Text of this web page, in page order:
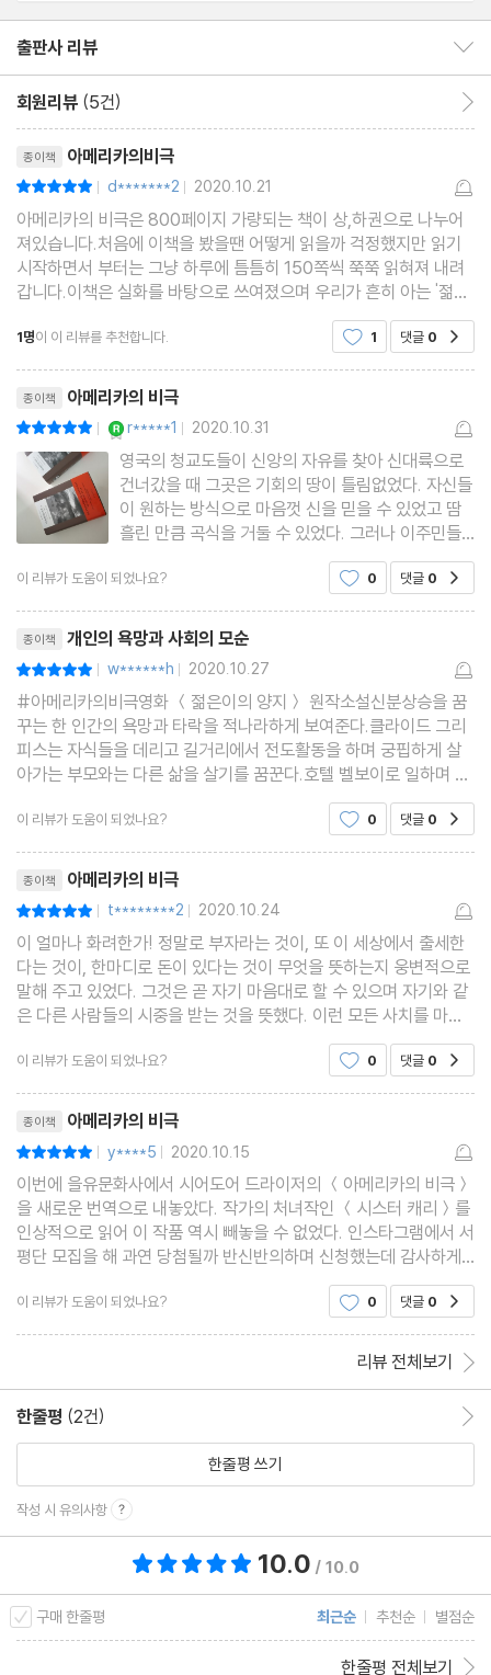
출판사 리뷰
회원리뷰 (5건)
종이책 아메리카의비극
| d*******2 | 2020.10.21
아메리카의 비극은 800페이지 가량되는 책이 상,하권으로 나누어
져있습니다.처음에 이책을 봤을땐 어떻게 읽을까 걱정했지만 읽기
시작하면서 부터는 그냥 하루에 틈틈히 150쪽씩 쭉쭉 읽혀져 내려
갑니다.이책은 실화를 바탕으로 쓰여졌으며 우리가 흔히 아는 '젊은
이의양지' 의 원작이라고 합니다.가난한 기독교집안에서 자란 주인
공이 가난을 피해 성공적인 삶을 이루고자 고분분투를
1명이 이 리뷰를 추천합니다. 1 댓글 0
종이책 아메리카의 비극
| r*****1 | 2020.10.31
영국의 청교도들이 신앙의 자유를 찾아 신대륙으로
건너갔을 때 그곳은 기회의 땅이 틀림없었다. 자신들
이 원하는 방식으로 마음껏 신을 믿을 수 있었고 땀
흘린 만큼 곡식을 거둘 수 있었다. 그러나 이주민들
이 늘어나면서 종교 이외의 것에 눈을 돌린 사람들은
갈수록 도덕관념 대신 물질에 가치를 두기 시작했다.
＜아메리카의 비극＞은 초기 이주민들이 정착한 뒤
몇백 년이 지난 190
이 리뷰가 도움이 되었나요? 0 댓글 0
종이책 개인의 욕망과 사회의 모순
| w******h | 2020.10.27
#아메리카의비극영화 ＜젊은이의 양지＞ 원작소설신분상승을 꿈
꾸는 한 인간의 욕망과 타락을 적나라하게 보여준다.클라이드 그리
피스는 자식들을 데리고 길거리에서 전도활동을 하며 궁핍하게 살
아가는 부모와는 다른 삶을 살기를 꿈꾼다.호텔 벨보이로 일하며 상
류사회의 겉멋을 맛본 그는 예상치 못한 사건에 휘말려 도망자 신세
로 고향을 떠난다. 낯선 도시에서 밑바닥 생활을 전전하
이 리뷰가 도움이 되었나요? 0 댓글 0
종이책 아메리카의 비극
| t********2 | 2020.10.24
이 얼마나 화려한가! 정말로 부자라는 것이, 또 이 세상에서 출세한
다는 것이, 한마디로 돈이 있다는 것이 무엇을 뜻하는지 웅변적으로
말해 주고 있었다. 그것은 곧 자기 마음대로 할 수 있으며 자기와 같
은 다른 사람들의 시중을 받는 것을 뜻했다. 이런 모든 사치를 마음
껏 누릴 수 있다는 의미였다. 그리고 그것은 가고 싶을 때 가고, 가고
싶은 곳에 가며, 가고 싶은 방식대로 갈 수
이 리뷰가 도움이 되었나요? 0 댓글 0
종이책 아메리카의 비극
| y****5 | 2020.10.15
이번에 을유문화사에서 시어도어 드라이저의 ＜아메리카의 비극＞
을 새로운 번역으로 내놓았다. 작가의 처녀작인 ＜시스터 캐리＞를
인상적으로 읽어 이 작품 역시 빼놓을 수 없었다. 인스타그램에서 서
평단 모집을 해 과연 당첨될까 반신반의하며 신청했는데 감사하게
도 을유문화사에서 선정되었다는 메일을, 이튿날엔 책을 보내주었
다! (이렇게 서평단으로 책을 받은 적은 처음이라 무
이 리뷰가 도움이 되었나요? 0 댓글 0
리뷰 전체보기
한줄평 (2건)
한줄평 쓰기
작성 시 유의사항
10.0 / 10.0
구매 한줄평 최근순 추천순 별점순
한줄평 전체보기